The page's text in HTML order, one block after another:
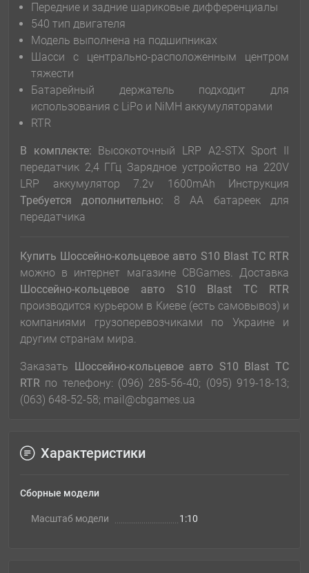
Передние и задние шариковые дифференциалы
540 тип двигателя
Модель выполнена на подшипниках
Шасси с центрально-расположенным центром
тяжести
Батарейный держатель подходит для
использования с LiPo и NiMH аккумуляторами
RTR
В комплекте: Высокоточный LRP A2-STX Sport II
передатчик 2,4 ГГц Зарядное устройство на 220V
LRP аккумулятор 7.2v 1600mAh Инструкция
Требуется дополнительно: 8 АА батареек для
передатчика
Купить Шоссейно-кольцевое авто S10 Blast ТС RTR
можно в интернет магазине CBGames. Доставка
Шоссейно-кольцевое авто S10 Blast ТС RTR
производится курьером в Киеве (есть самовывоз) и
компаниями грузоперевозчиками по Украине и
другим странам мира.
Заказать Шоссейно-кольцевое авто S10 Blast ТС
RTR по телефону: (096) 285-56-40; (095) 919-18-13;
(063) 648-52-58; mail@cbgames.ua
Характеристики
Сборные модели
Масштаб модели 1:10